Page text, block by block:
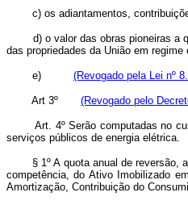
c) os adiantamentos,
d) o valor das obras pioneiras a
das propriedades da União em
e) (Revogado pela Lei nº
Art 3º (Revogado pelo
Art. 4º Serão computadas no
serviços públicos de energia
§ 1º A quota anual de reversão, a
competência, do Ativo Imobilizado
Amortização, Contribuição do